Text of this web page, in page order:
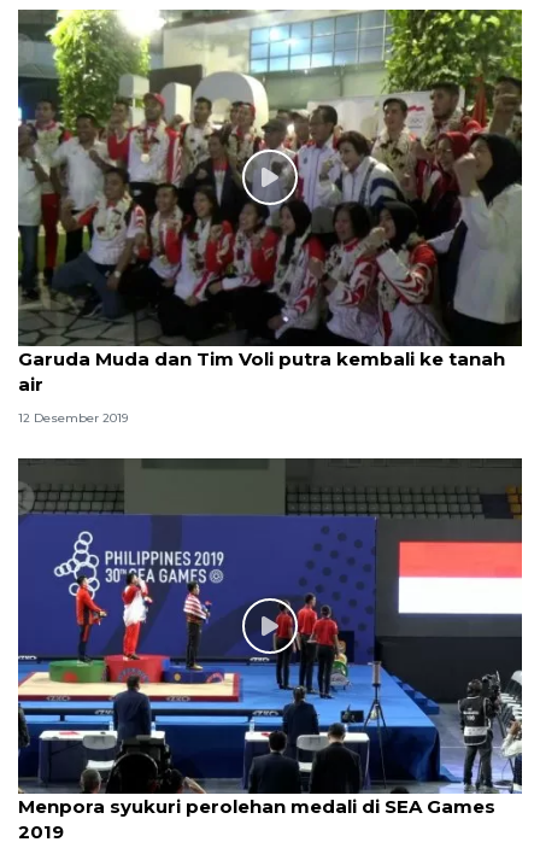
Garuda Muda dan Tim Voli putra kembali ke tanah
air
12 Desember 2019
Menpora syukuri perolehan medali di SEA Games
2019